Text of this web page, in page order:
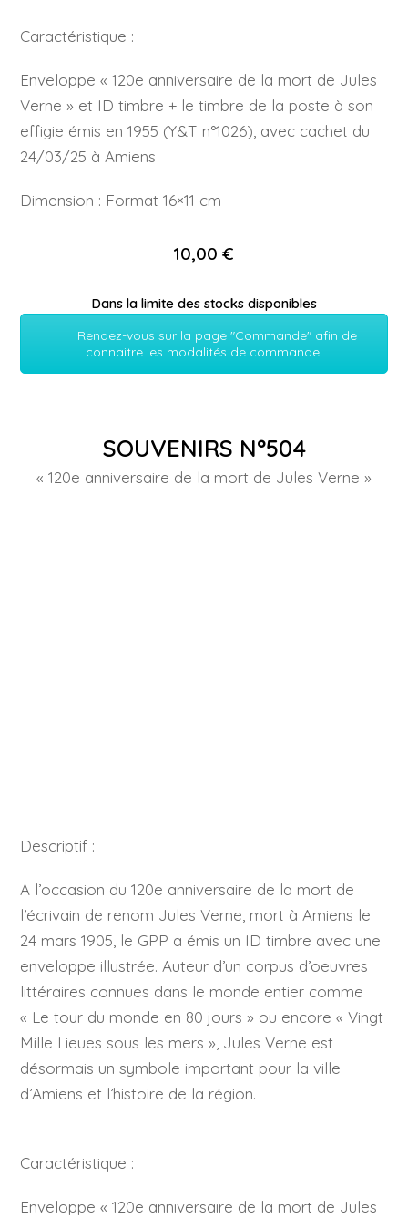
Caractéristique :
Enveloppe « 120e anniversaire de la mort de Jules
Verne » et ID timbre + le timbre de la poste à son
effigie émis en 1955 (Y&T n°1026), avec cachet du
24/03/25 à Amiens
Dimension : Format 16×11 cm
10,00 €
Dans la limite des stocks disponibles
Rendez-vous sur la page "Commande" afin de
connaitre les modalités de commande.
SOUVENIRS N°504
« 120e anniversaire de la mort de Jules Verne »
Descriptif :
A l’occasion du 120e anniversaire de la mort de
l’écrivain de renom Jules Verne, mort à Amiens le
24 mars 1905, le GPP a émis un ID timbre avec une
enveloppe illustrée. Auteur d’un corpus d’oeuvres
littéraires connues dans le monde entier comme
« Le tour du monde en 80 jours » ou encore « Vingt
Mille Lieues sous les mers », Jules Verne est
désormais un symbole important pour la ville
d’Amiens et l’histoire de la région.
Caractéristique :
Enveloppe « 120e anniversaire de la mort de Jules